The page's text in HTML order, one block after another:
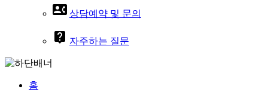
contact_phone 상담예약 및 문의
live_help 자주하는 질문
홈